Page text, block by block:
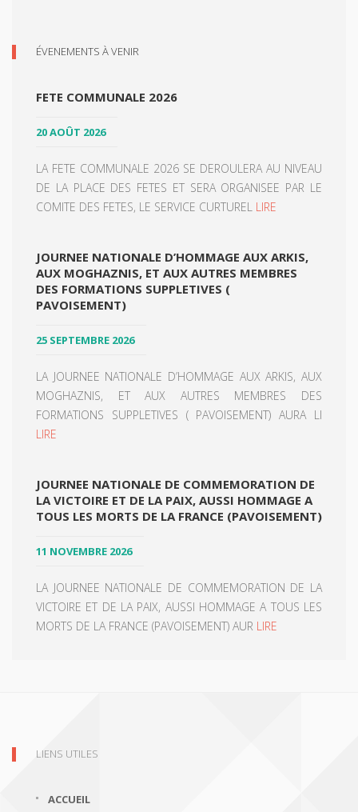
ÉVENEMENTS À VENIR
FETE COMMUNALE 2026
20 AOÛT 2026
LA FETE COMMUNALE 2026 SE DEROULERA AU NIVEAU
DE LA PLACE DES FETES ET SERA ORGANISEE PAR LE
COMITE DES FETES, LE SERVICE CURTUREL LIRE
JOURNEE NATIONALE D’HOMMAGE AUX ARKIS,
AUX MOGHAZNIS, ET AUX AUTRES MEMBRES
DES FORMATIONS SUPPLETIVES (
PAVOISEMENT)
25 SEPTEMBRE 2026
LA JOURNEE NATIONALE D’HOMMAGE AUX ARKIS, AUX
MOGHAZNIS, ET AUX AUTRES MEMBRES DES
FORMATIONS SUPPLETIVES ( PAVOISEMENT) AURA LI
LIRE
JOURNEE NATIONALE DE COMMEMORATION DE
LA VICTOIRE ET DE LA PAIX, AUSSI HOMMAGE A
TOUS LES MORTS DE LA FRANCE (PAVOISEMENT)
11 NOVEMBRE 2026
LA JOURNEE NATIONALE DE COMMEMORATION DE LA
VICTOIRE ET DE LA PAIX, AUSSI HOMMAGE A TOUS LES
MORTS DE LA FRANCE (PAVOISEMENT) AUR LIRE
LIENS UTILES
ACCUEIL